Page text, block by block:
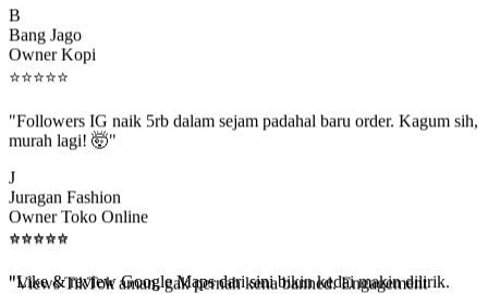
Bang Jago
Owner Kopi
⭐⭐⭐⭐ ⭐
murah lagi! 🤯"
Juragan Fashion
Owner Toko Online
⭐⭐⭐⭐ ⭐
beneran naik, algoritma suka."
⭐ ⭐ ⭐ ⭐ ⭐